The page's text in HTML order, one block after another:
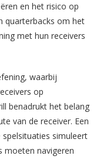
en het risico op
quarterbacks om het
met hun receivers
waarbij
op
benadrukt het belang
van de receiver. Een
spelsituaties simuleert
moeten navigeren